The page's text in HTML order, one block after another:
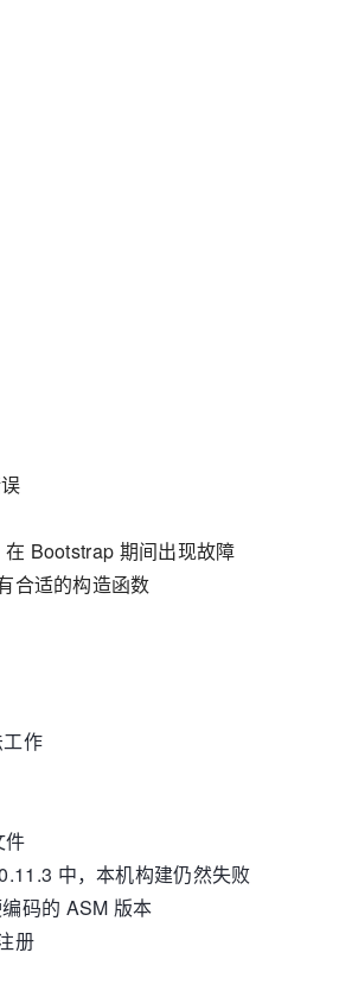
Bootstrap 期间出现故障
合适的构造函数
作
件
中，本机构建仍然失败
码的 ASM 版本
册